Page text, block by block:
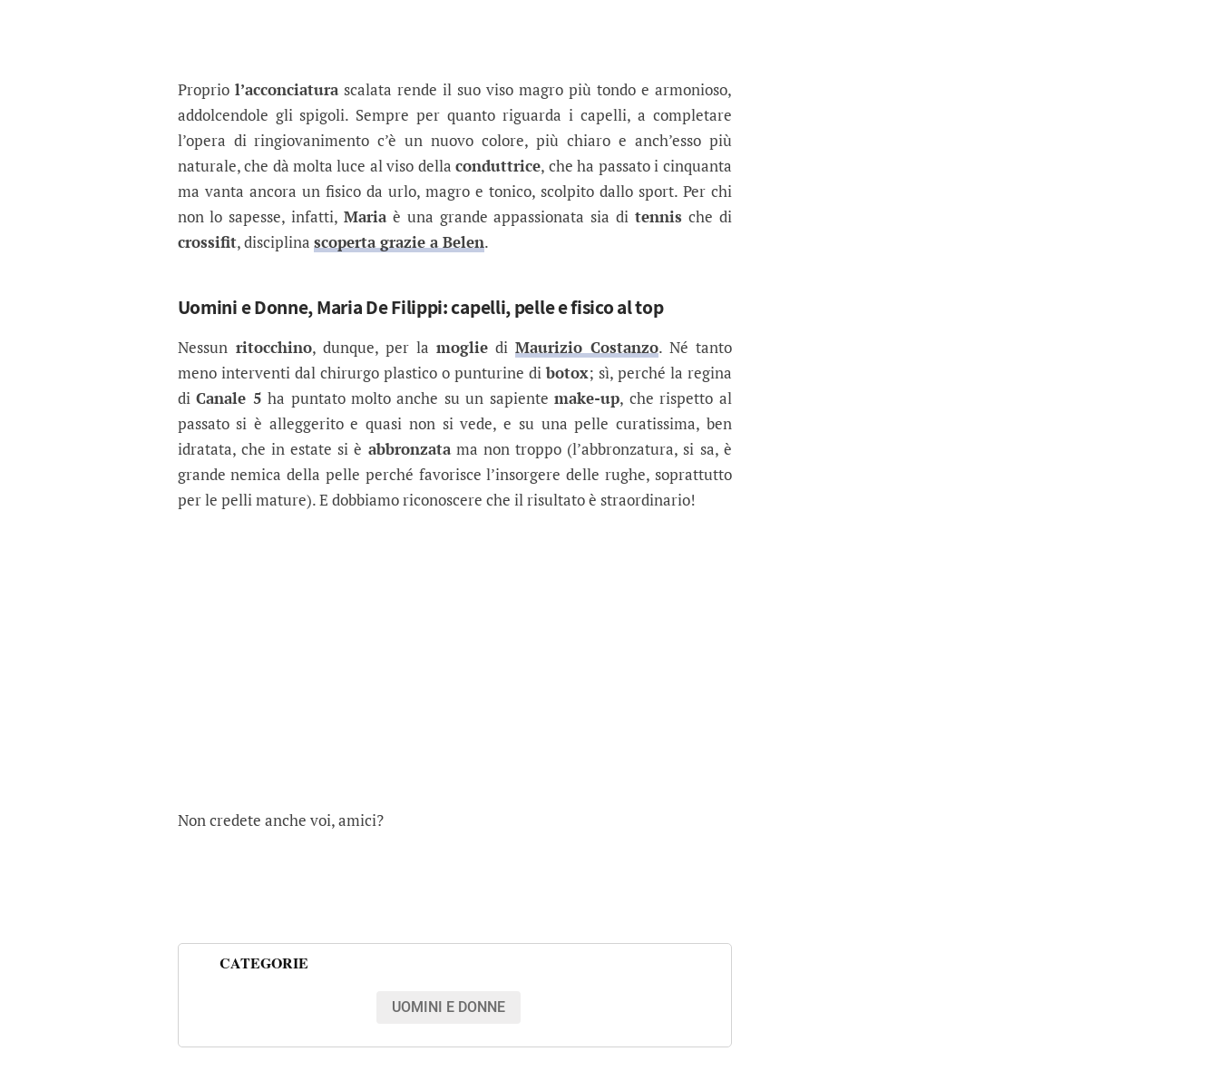
Proprio l’acconciaturascalata rende il suo viso magro più tondo e armonioso,
addolcendole gli spigoli. Sempre per quanto riguarda i capelli, a completare
l’opera di ringiovanimento c’è un nuovo colore, più chiaro e anch’esso più
naturale, che dà molta luce al viso dellaconduttrice, che ha passato i cinquanta
ma vanta ancora un fisico da urlo, magro e tonico, scolpito dallo sport. Per chi
non lo sapesse, infatti,Mariaè una grande appassionata sia ditennis che di
crossifit, disciplina scoperta grazie a Belen.
Uomini e Donne, Maria De Filippi: capelli, pelle e fisico al top
Nessunritocchino, dunque, per la mogliedi Maurizio Costanzo. Né tanto
meno interventi dal chirurgo plastico o punturine dibotox; sì, perché la regina
diCanale 5 ha puntato molto anche su un sapientemake-up, che rispetto al
passato si è alleggerito e quasi non si vede, e su una pelle curatissima, ben
idratata, che in estate si è abbronzatama non troppo (l’abbronzatura, si sa, è
grande nemica della pelle perché favorisce l’insorgere delle rughe, soprattutto
per le pelli mature). E dobbiamo riconoscere che il risultato è straordinario!
Non credete anche voi, amici?
CATEGORIE
UOMINI E DONNE